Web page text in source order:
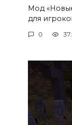
Мод
для
0